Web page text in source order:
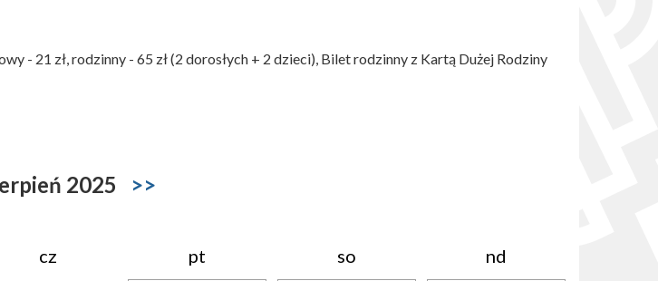
- 21 zł, rodzinny - 65 zł (2 dorosłych + 2 dzieci), Bilet rodzinny z Kartą Dużej Rodziny
2025 >>
cz pt so nd